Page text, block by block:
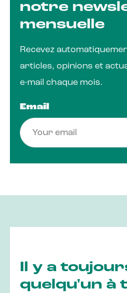
Dealernews Inspiration
Informations sur l'aluminium
notre
mensuelle
Recevez
articles, opinions et
e-mail chaque mois.
Email
Il y a
quelqu'un à